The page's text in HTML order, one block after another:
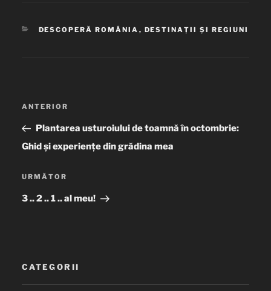
CATEGORII
DESCOPERĂ ROMÂNIA , DESTINAȚII ȘI REGIUNI
articole
Articolul
anterior
ANTERIOR
Plantarea usturoiului de toamnă în octombrie:
Ghid și experiențe din grădina mea
Articolul
următor
URMĂTOR
3 .. 2 .. 1 .. al meu!
CATEGORII